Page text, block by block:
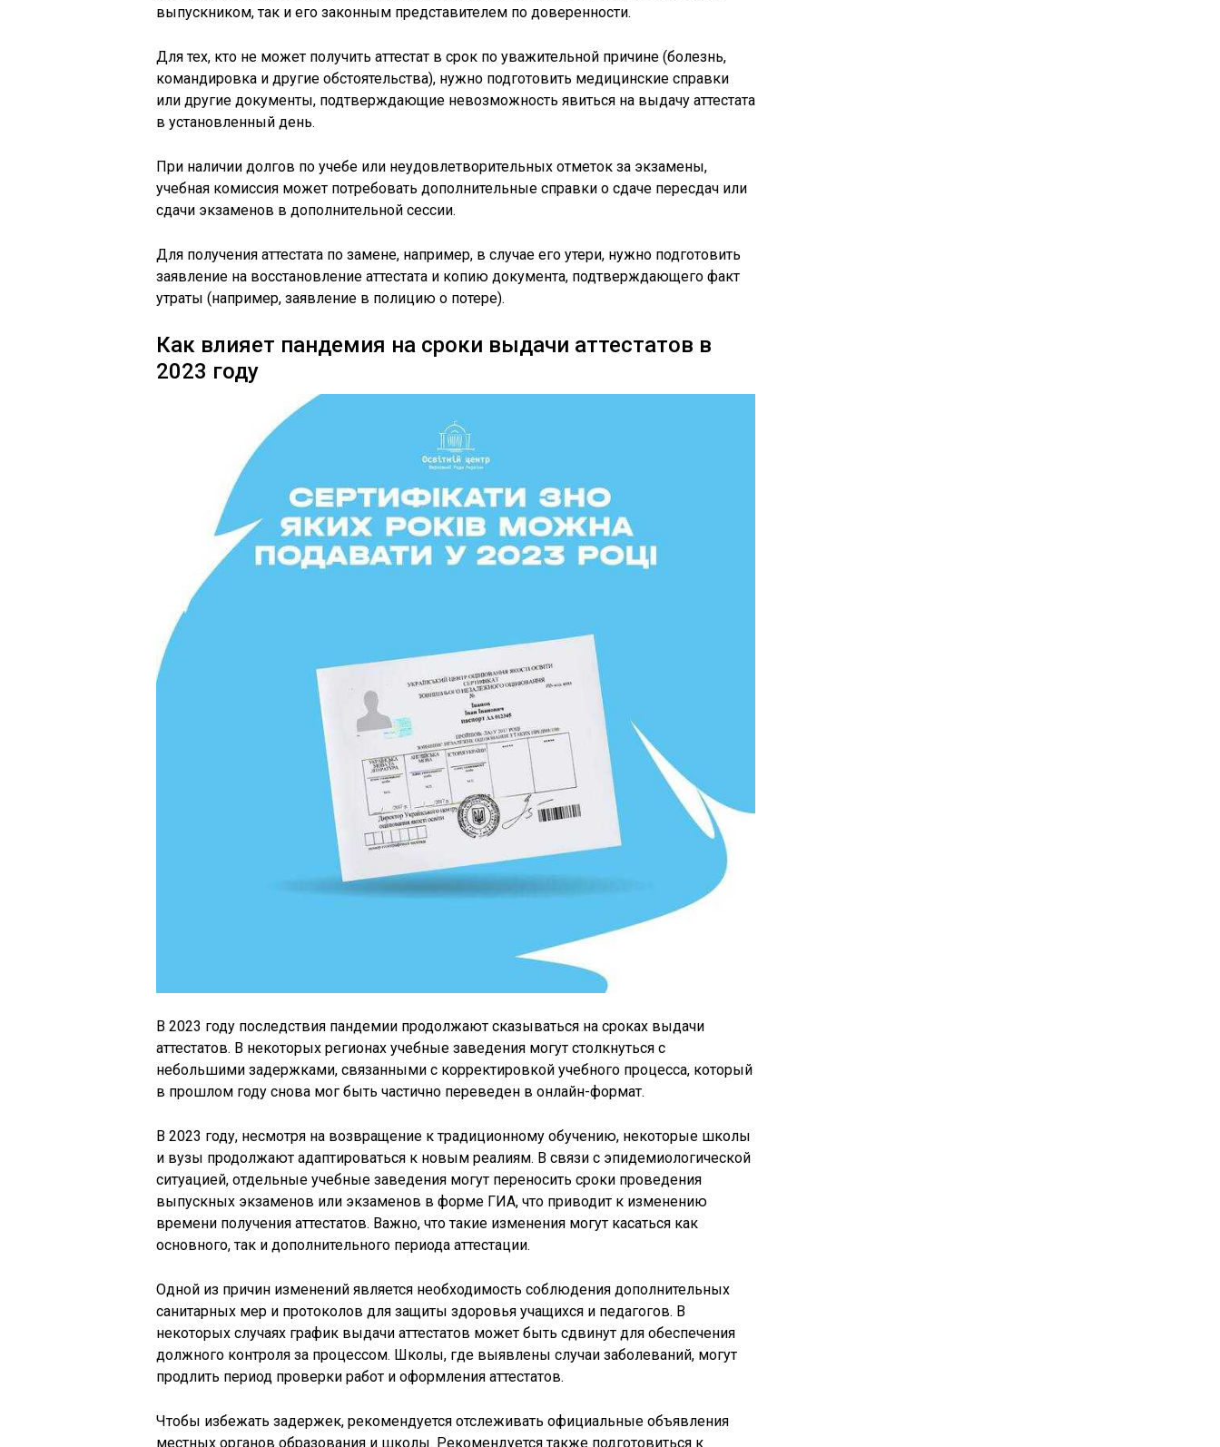
выпускником, так и его законным представителем по доверенности.
Для тех, кто не может получить аттестат в срок по уважительной причине (болезнь,
командировка и другие обстоятельства), нужно подготовить медицинские справки
или другие документы, подтверждающие невозможность явиться на выдачу аттестата
в установленный день.
При наличии долгов по учебе или неудовлетворительных отметок за экзамены,
учебная комиссия может потребовать дополнительные справки о сдаче пересдач или
сдачи экзаменов в дополнительной сессии.
Для получения аттестата по замене, например, в случае его утери, нужно подготовить
заявление на восстановление аттестата и копию документа, подтверждающего факт
утраты (например, заявление в полицию о потере).
Как влияет пандемия на сроки выдачи аттестатов в
2023 году
В 2023 году последствия пандемии продолжают сказываться на сроках выдачи
аттестатов. В некоторых регионах учебные заведения могут столкнуться с
небольшими задержками, связанными с корректировкой учебного процесса, который
в прошлом году снова мог быть частично переведен в онлайн-формат.
В 2023 году, несмотря на возвращение к традиционному обучению, некоторые школы
и вузы продолжают адаптироваться к новым реалиям. В связи с эпидемиологической
ситуацией, отдельные учебные заведения могут переносить сроки проведения
выпускных экзаменов или экзаменов в форме ГИА, что приводит к изменению
времени получения аттестатов. Важно, что такие изменения могут касаться как
основного, так и дополнительного периода аттестации.
Одной из причин изменений является необходимость соблюдения дополнительных
санитарных мер и протоколов для защиты здоровья учащихся и педагогов. В
некоторых случаях график выдачи аттестатов может быть сдвинут для обеспечения
должного контроля за процессом. Школы, где выявлены случаи заболеваний, могут
продлить период проверки работ и оформления аттестатов.
Чтобы избежать задержек, рекомендуется отслеживать официальные объявления
местных органов образования и школы. Рекомендуется также подготовиться к